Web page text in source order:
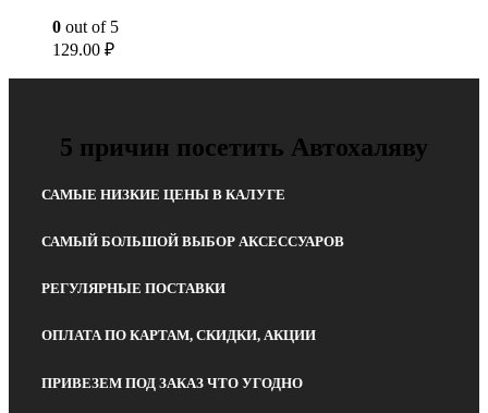
0 out of 5
129.00 ₽
5 причин посетить Автохаляву
САМЫЕ НИЗКИЕ ЦЕНЫ В КАЛУГЕ
САМЫЙ БОЛЬШОЙ ВЫБОР АКСЕССУАРОВ
РЕГУЛЯРНЫЕ ПОСТАВКИ
ОПЛАТА ПО КАРТАМ, СКИДКИ, АКЦИИ
ПРИВЕЗЕМ ПОД ЗАКАЗ ЧТО УГОДНО